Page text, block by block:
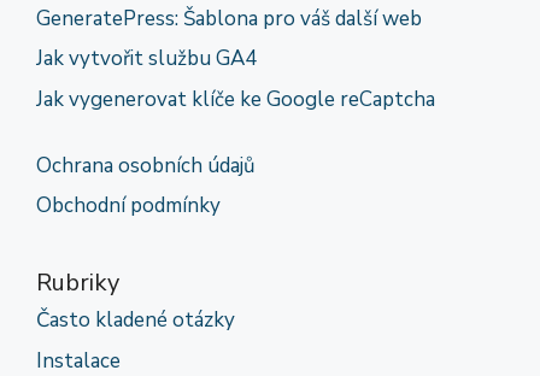
GeneratePress: Šablona pro váš další web
Jak vytvořit službu GA4
Jak vygenerovat klíče ke Google reCaptcha
Ochrana osobních údajů
Obchodní podmínky
Rubriky
Často kladené otázky
Instalace